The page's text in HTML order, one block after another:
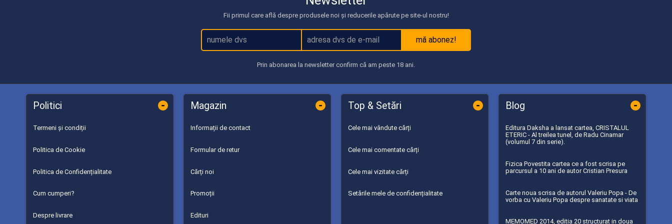
Fii primul care află despre produsele noi și reducerile apărute pe site-ul nostru!
mă abonez!
Prin abonarea la newsletter confirm că am peste 18 ani.
Politici -
Termeni și condiții
Politica de Cookie
Politica de Confidențialitate
Cum cumperi?
Despre livrare
Magazin -
Informații de contact
Formular de retur
Cărți noi
Promoții
Edituri
Top & Setări -
Cele mai vândute cărți
Cele mai comentate cărți
Cele mai vizitate cărți
Setările mele de confidențialitate
Blog -
Editura Daksha a lansat cartea, CRISTALUL
ETERIC - Al treilea tunel, de Radu Cinamar
(volumul 7 din serie).
Fizica Povestita cartea ce a fost scrisa pe
parcursul a 10 ani de autor Cristian Presura
Carte noua scrisa de autorul Valeriu Popa - De
vorba cu Valeriu Popa despre sanatate si viata
MEMOMED 2014, editia 20 structurat in doua